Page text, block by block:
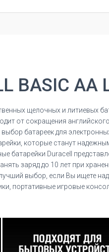
BASIC
щелочных и литиевых
от сокращения
батареек для
которые станут
Duracell
заряд до 10 лет при
выбор, если Вы ищете
портативные игровые